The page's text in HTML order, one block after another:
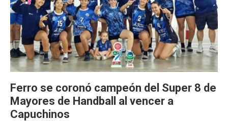
Ferro se coronó campeón del Super 8 de
Mayores de Handball al vencer a
Capuchinos